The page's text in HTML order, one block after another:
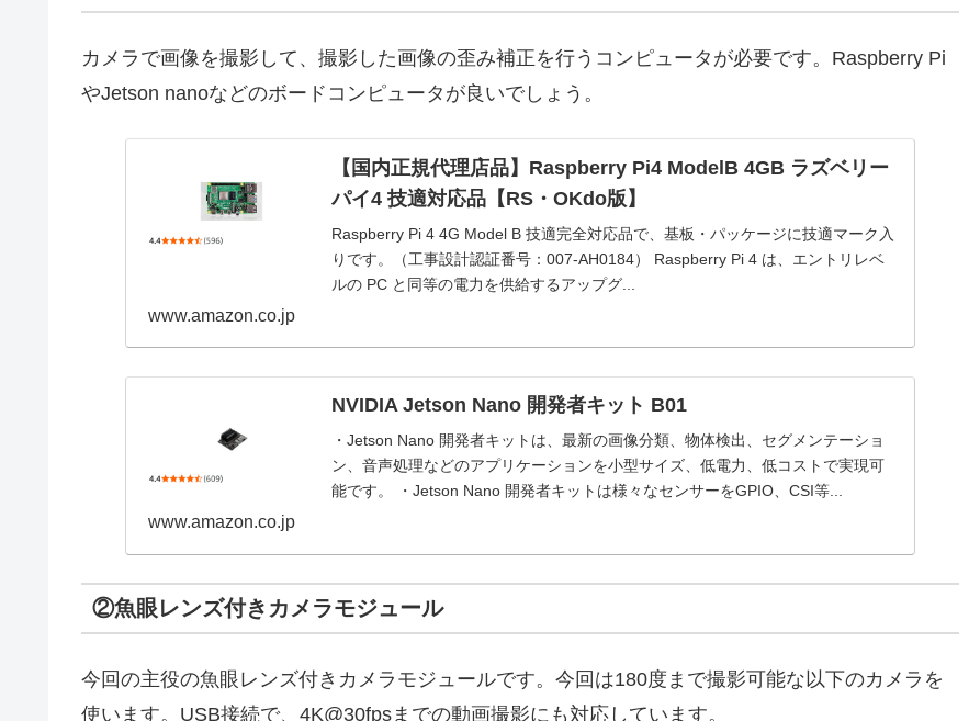
カメラで画像を撮影して、撮影した画像の歪み補正を行うコンピュータが必要です。Raspberry Pi
やJetson nanoなどのボードコンピュータが良いでしょう。
【国内正規代理店品】Raspberry Pi4 ModelB 4GB ラズベリー
パイ4 技適対応品【RS・OKdo版】
Raspberry Pi 4 4G Model B 技適完全対応品で、基板・パッケージに技適マーク入
りです。（工事設計認証番号：007-AH0184） Raspberry Pi 4 は、エントリレベ
ルの PC と同等の電力を供給するアップグ...
www.amazon.co.jp
NVIDIA Jetson Nano 開発者キット B01
・Jetson Nano 開発者キットは、最新の画像分類、物体検出、セグメンテーショ
ン、音声処理などのアプリケーションを小型サイズ、低電力、低コストで実現可
能です。 ・Jetson Nano 開発者キットは様々なセンサーをGPIO、CSI等...
www.amazon.co.jp
②魚眼レンズ付きカメラモジュール
今回の主役の魚眼レンズ付きカメラモジュールです。今回は180度まで撮影可能な以下のカメラを
使います。USB接続で、4K@30fpsまでの動画撮影にも対応しています。